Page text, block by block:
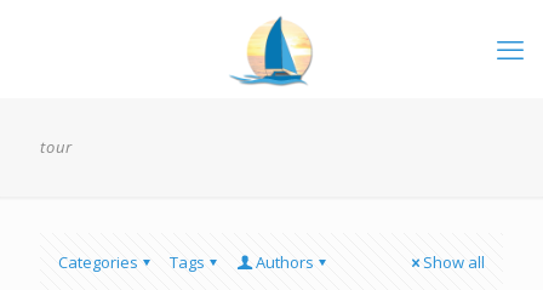
tour
Categories Tags Authors Show all